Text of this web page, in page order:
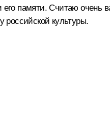
его памяти. Считаю
культуры.